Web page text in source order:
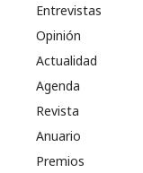
Entrevistas
Opinión
Actualidad
Agenda
Revista
Anuario
Premios